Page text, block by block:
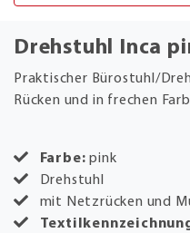
Drehstuhl Inca
Praktischer Bürostuhl/
Rücken und in frechen
Farbe: pink
Drehstuhl
mit Netzrücken und